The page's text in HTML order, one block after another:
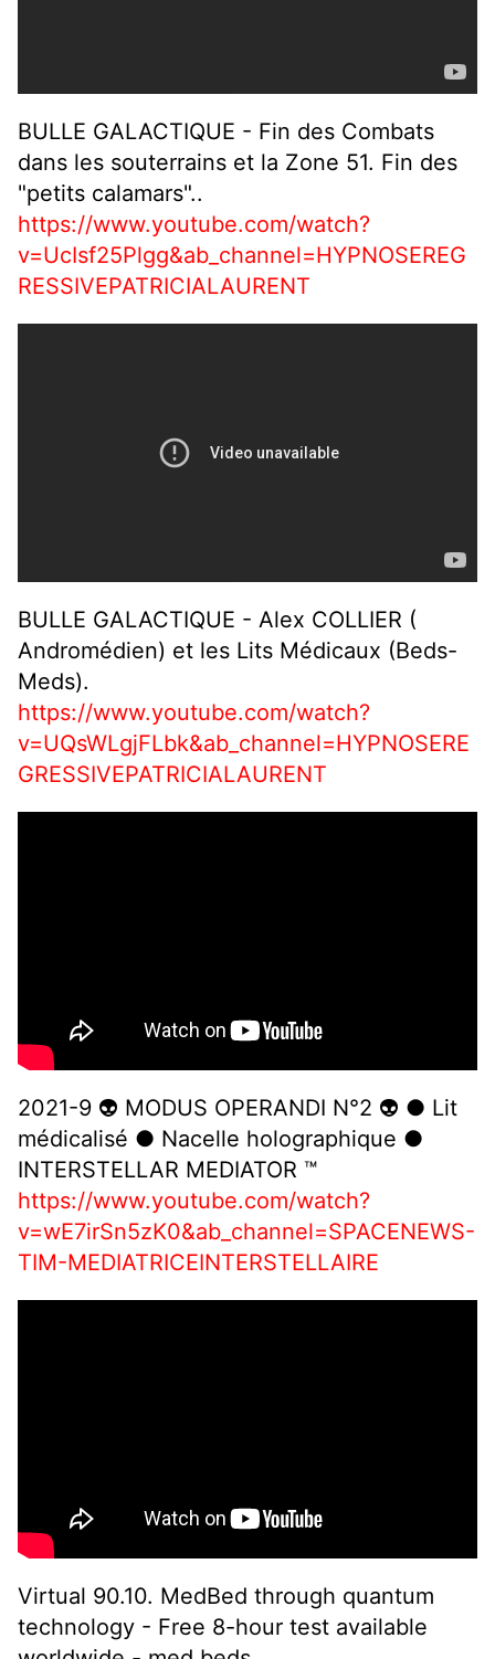
BULLE GALACTIQUE - Fin des Combats
dans les souterrains et la Zone 51. Fin des
"petits calamars"..
https://www.youtube.com/watch?
v=UcIsf25Plgg&ab_channel=HYPNOSEREG
RESSIVEPATRICIALAURENT
BULLE GALACTIQUE - Alex COLLIER (
Andromédien) et les Lits Médicaux (Beds-
Meds).
https://www.youtube.com/watch?
v=UQsWLgjFLbk&ab_channel=HYPNOSERE
GRESSIVEPATRICIALAURENT
2021-9 👽 MODUS OPERANDI N°2 👽 ● Lit
médicalisé ● Nacelle holographique ●
INTERSTELLAR MEDIATOR ™
https://www.youtube.com/watch?
v=wE7irSn5zK0&ab_channel=SPACENEWS-
TIM-MEDIATRICEINTERSTELLAIRE
Virtual 90.10. MedBed through quantum
technology - Free 8-hour test available